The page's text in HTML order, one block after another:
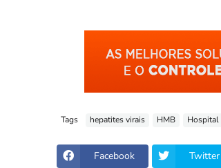
Tags hepatites virais HMB Hospital
Facebook Twitter